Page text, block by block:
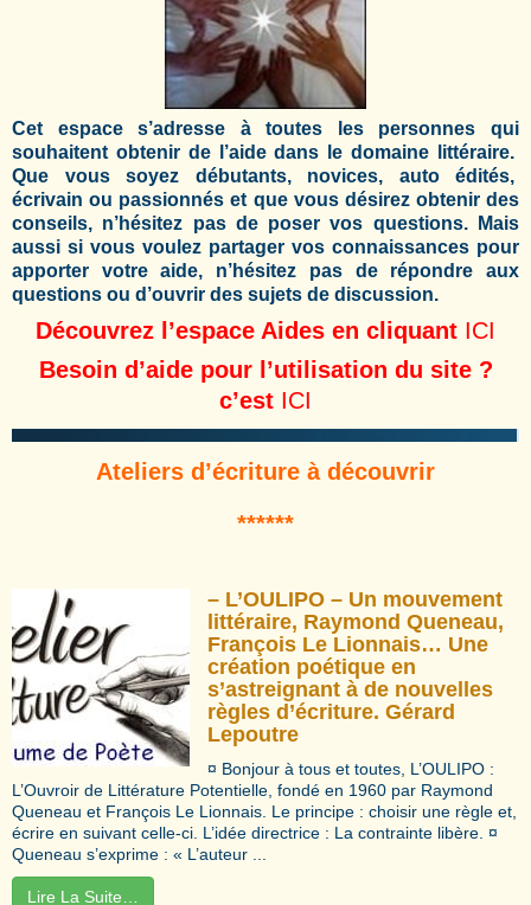
Cet espace s’adresse à toutes les personnes qui
souhaitent obtenir de l’aide dans le domaine littéraire.
Que vous soyez débutants, novices, auto édités,
écrivain ou passionnés et que vous désirez obtenir des
conseils, n’hésitez pas de poser vos questions. Mais
aussi si vous voulez partager vos connaissances pour
apporter votre aide, n’hésitez pas de répondre aux
questions ou d’ouvrir des sujets de discussion.
Découvrez l’espace Aides en cliquant ICI
Besoin d’aide pour l’utilisation du site ?
c’est ICI
Ateliers d’écriture à découvrir
******
– L’OULIPO – Un mouvement
littéraire, Raymond Queneau,
François Le Lionnais… Une
création poétique en
s’astreignant à de nouvelles
règles d’écriture. Gérard
Lepoutre
¤ Bonjour à tous et toutes, L’OULIPO :
L’Ouvroir de Littérature Potentielle, fondé en 1960 par Raymond
Queneau et François Le Lionnais. Le principe : choisir une règle et,
écrire en suivant celle-ci. L’idée directrice : La contrainte libère. ¤
Queneau s’exprime : « L’auteur ...
Lire La Suite…